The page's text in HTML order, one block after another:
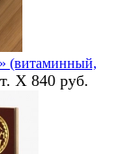
(витаминный,
X 840 руб.